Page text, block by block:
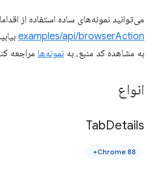
می‌توانید نمونه‌های ساده استفاده از
examples/api/browserAction
به مشاهده کد منبع، به نمونه‌ها مراجعه
انواع
TabDetails
Chrome 88+